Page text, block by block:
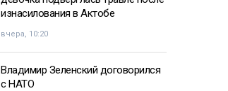
изнасилования в Актобе
вчера, 10:20
Владимир Зеленский договорился
с НАТО